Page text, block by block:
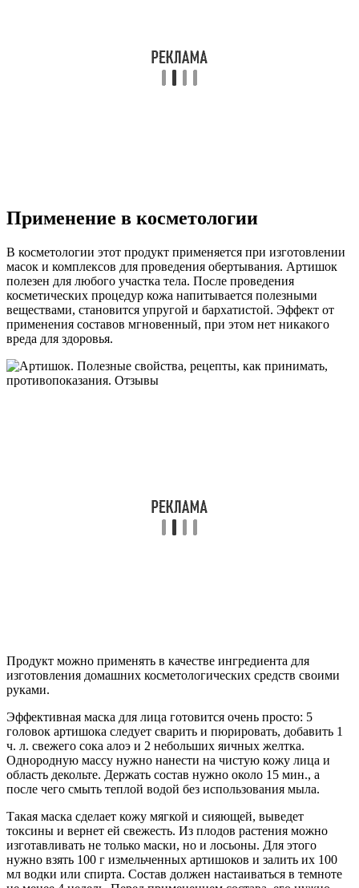
Применение в косметологии
В косметологии этот продукт применяется при изготовлении
масок и комплексов для проведения обертывания. Артишок
полезен для любого участка тела. После проведения
косметических процедур кожа напитывается полезными
веществами, становится упругой и бархатистой. Эффект от
применения составов мгновенный, при этом нет никакого
вреда для здоровья.
Продукт можно применять в качестве ингредиента для
изготовления домашних косметологических средств своими
руками.
Эффективная маска для лица готовится очень просто: 5
головок артишока следует сварить и пюрировать, добавить 1
ч. л. свежего сока алоэ и 2 небольших яичных желтка.
Однородную массу нужно нанести на чистую кожу лица и
область декольте. Держать состав нужно около 15 мин., а
после чего смыть теплой водой без использования мыла.
Такая маска сделает кожу мягкой и сияющей, выведет
токсины и вернет ей свежесть. Из плодов растения можно
изготавливать не только маски, но и лосьоны. Для этого
нужно взять 100 г измельченных артишоков и залить их 100
мл водки или спирта. Состав должен настаиваться в темноте